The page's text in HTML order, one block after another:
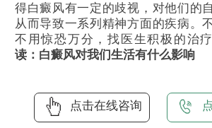
得白癜风有一定的歧视，对他们的
从而导致一系列精神方面的疾病。
不用惊恐万分，找医生积极的治疗
读：白癜风对我们生活有什么影响
点击在线咨询